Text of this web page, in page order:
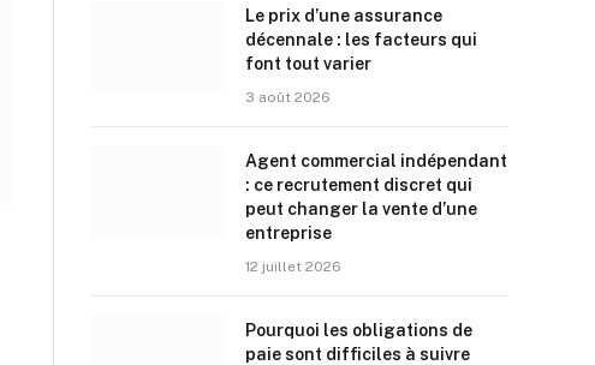
Le prix d’une assurance
décennale : les facteurs qui
font tout varier
3 août 2026
Agent commercial indépendant
: ce recrutement discret qui
peut changer la vente d’une
entreprise
12 juillet 2026
Pourquoi les obligations de
paie sont difficiles à suivre